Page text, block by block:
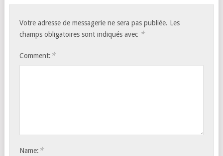
Votre adresse de messagerie ne sera pas publiée. Les
champs obligatoires sont indiqués avec *
Comment: *
Name: *